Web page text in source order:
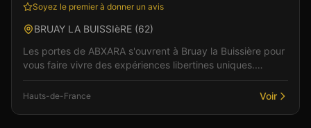
Soyez le premier à donner un avis
BRUAY LA BUISSIèRE (62)
Les portes de ABXARA s'ouvrent à Bruay la Buissière pour
vous faire vivre des expériences libertines uniques.
Hauts-de-France Voir
Club Sauna +6